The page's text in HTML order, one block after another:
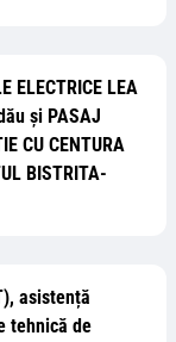
ELECTRICE LEA
și PASAJ
CU CENTURA
BISTRITA-
asistență
tehnică de